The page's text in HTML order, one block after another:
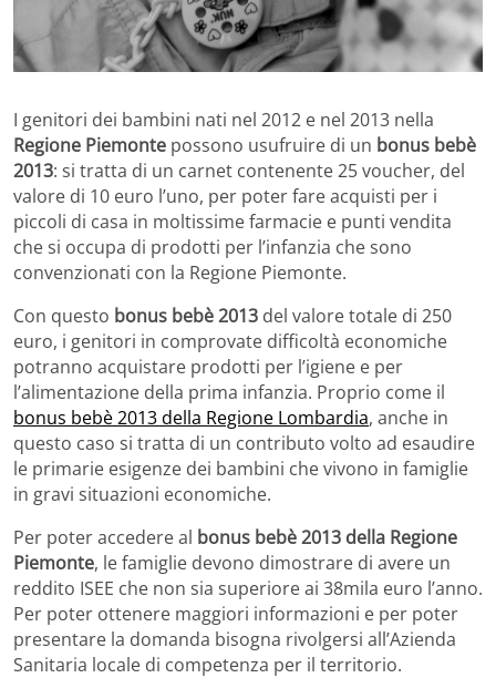
I genitori dei bambini nati nel 2012 e nel 2013 nella
Regione Piemonte possono usufruire di un bonus bebè
2013: si tratta di un carnet contenente 25 voucher, del
valore di 10 euro l’uno, per poter fare acquisti per i
piccoli di casa in moltissime farmacie e punti vendita
che si occupa di prodotti per l’infanzia che sono
convenzionati con la Regione Piemonte.
Con questo bonus bebè 2013 del valore totale di 250
euro, i genitori in comprovate difficoltà economiche
potranno acquistare prodotti per l’igiene e per
l’alimentazione della prima infanzia. Proprio come il
bonus bebè 2013 della Regione Lombardia, anche in
questo caso si tratta di un contributo volto ad esaudire
le primarie esigenze dei bambini che vivono in famiglie
in gravi situazioni economiche.
Per poter accedere al bonus bebè 2013 della Regione
Piemonte, le famiglie devono dimostrare di avere un
reddito ISEE che non sia superiore ai 38mila euro l’anno.
Per poter ottenere maggiori informazioni e per poter
presentare la domanda bisogna rivolgersi all’Azienda
Sanitaria locale di competenza per il territorio.